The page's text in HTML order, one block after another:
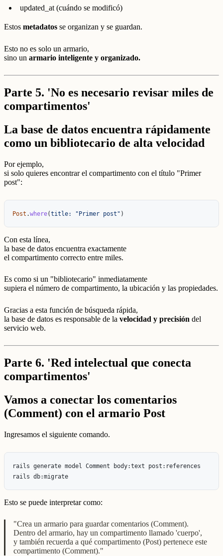
updated_at (cuándo se modificó)
Estos metadatos se organizan y se guardan.
Esto no es solo un armario,
sino un armario inteligente y organizado.
Parte 5. 'No es necesario revisar miles de
compartimentos'
La base de datos encuentra rápidamente
como un bibliotecario de alta velocidad
Por ejemplo,
si solo quieres encontrar el compartimento con el título "Primer
post":
Post .where(title: "Primer post" )
Con esta línea,
la base de datos encuentra exactamente
el compartimento correcto entre miles.
Es como si un "bibliotecario" inmediatamente
supiera el número de compartimento, la ubicación y las propiedades.
Gracias a esta función de búsqueda rápida,
la base de datos es responsable de la velocidad y precisión del
servicio web.
Parte 6. 'Red intelectual que conecta
compartimentos'
Vamos a conectar los comentarios
(Comment) con el armario Post
Ingresamos el siguiente comando.
rails generate model Comment body:text post:references
Esto se puede interpretar como:
"Crea un armario para guardar comentarios (Comment).
Dentro del armario, hay un compartimento llamado 'cuerpo',
y también recuerda a qué compartimento (Post) pertenece este
compartimento (Comment)."